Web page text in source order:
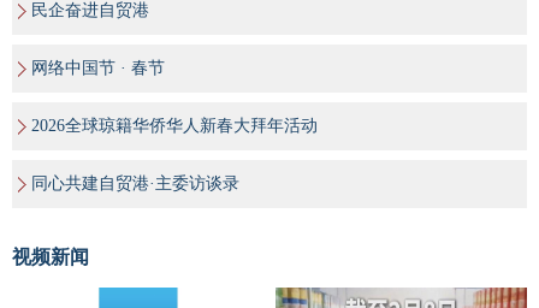
民企奋进自贸港
网络中国节 · 春节
2026全球琼籍华侨华人新春大拜年活动
同心共建自贸港·主委访谈录
视频新闻